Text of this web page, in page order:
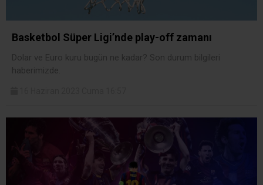
Basketbol Süper Ligi’nde play-off zamanı
Dolar ve Euro kuru bugün ne kadar? Son durum bilgileri
haberimizde.